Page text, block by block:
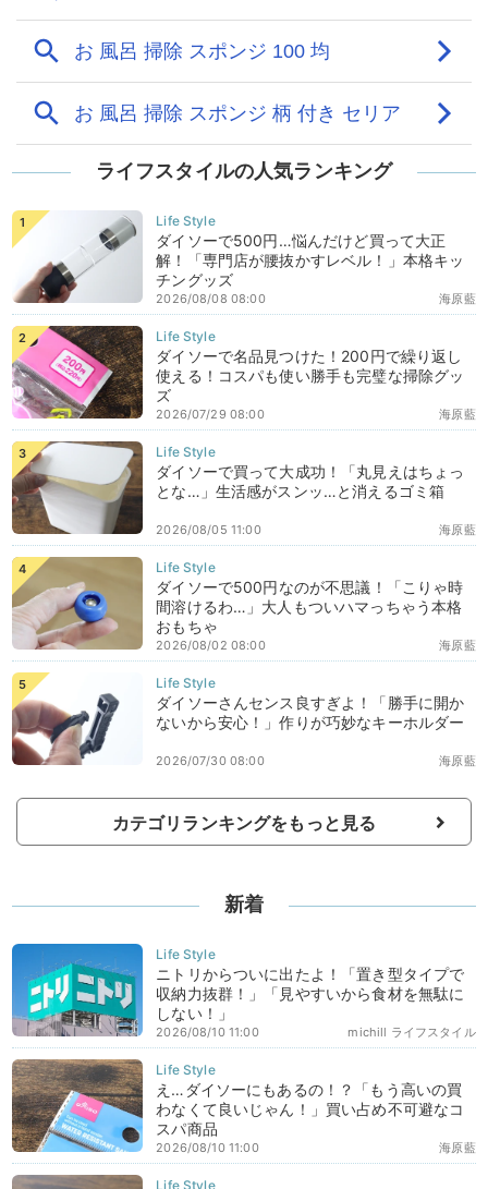
ライフスタイルの人気ランキング
ダイソーで500円…悩んだけど買って大正
解！「専門店が腰抜かすレベル！」本格キッ
チングッズ
海原藍
2026/08/08 08:00
ダイソーで名品見つけた！200円で繰り返し
使える！コスパも使い勝手も完璧な掃除グッ
ズ
海原藍
2026/07/29 08:00
ダイソーで買って大成功！「丸見えはちょっ
とな…」生活感がスンッ…と消えるゴミ箱
海原藍
2026/08/05 11:00
ダイソーで500円なのが不思議！「こりゃ時
間溶けるわ…」大人もついハマっちゃう本格
おもちゃ
海原藍
2026/08/02 08:00
ダイソーさんセンス良すぎよ！「勝手に開か
ないから安心！」作りが巧妙なキーホルダー
海原藍
2026/07/30 08:00
カテゴリランキングをもっと見る
新着
ニトリからついに出たよ！「置き型タイプで
収納力抜群！」「見やすいから食材を無駄に
しない！」
michill ライフスタイル
2026/08/10 11:00
え…ダイソーにもあるの！？「もう高いの買
わなくて良いじゃん！」買い占め不可避なコ
スパ商品
海原藍
2026/08/10 11:00